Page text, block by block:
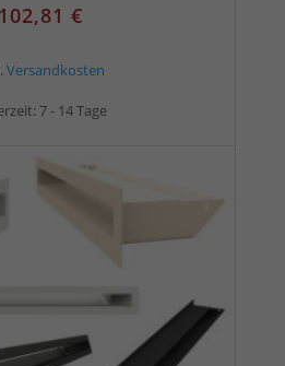
102,81 €
Versandkosten
7 - 14 Tage